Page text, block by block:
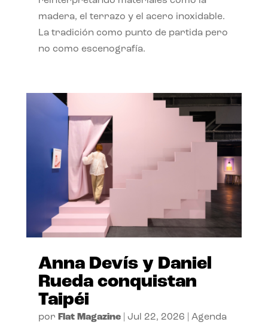
madera, el terrazo y el acero inoxidable.
La tradición como punto de partida pero
no como escenografía.
Anna Devís y Daniel
Rueda conquistan
Taipéi
por Flat Magazine| Jul 22, 2026 Agenda